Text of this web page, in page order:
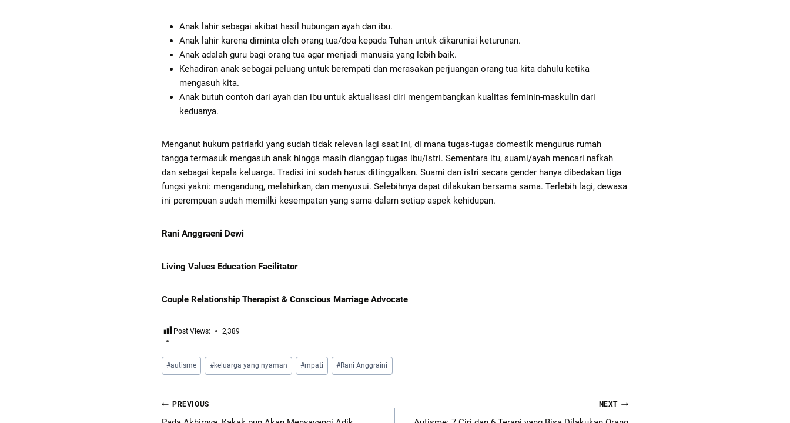
Anak lahir sebagai akibat hasil hubungan ayah dan ibu.
Anak lahir karena diminta oleh orang tua/doa kepada Tuhan untuk dikaruniai keturunan.
Anak adalah guru bagi orang tua agar menjadi manusia yang lebih baik.
Kehadiran anak sebagai peluang untuk berempati dan merasakan perjuangan orang tua kita dahulu ketika
mengasuh kita.
Anak butuh contoh dari ayah dan ibu untuk aktualisasi diri mengembangkan kualitas feminin-maskulin dari
keduanya.
Menganut hukum patriarki yang sudah tidak relevan lagi saat ini, di mana tugas-tugas domestik mengurus rumah
tangga termasuk mengasuh anak hingga masih dianggap tugas ibu/istri. Sementara itu, suami/ayah mencari nafkah
dan sebagai kepala keluarga. Tradisi ini sudah harus ditinggalkan. Suami dan istri secara gender hanya dibedakan tiga
fungsi yakni: mengandung, melahirkan, dan menyusui. Selebihnya dapat dilakukan bersama sama. Terlebih lagi, dewasa
ini perempuan sudah memilki kesempatan yang sama dalam setiap aspek kehidupan.
Rani Anggraeni Dewi
Living Values Education Facilitator
Couple Relationship Therapist & Conscious Marriage Advocate
Post Views: 2,389
#autisme #keluarga yang nyaman #mpati #Rani Anggraini
PREVIOUS NEXT